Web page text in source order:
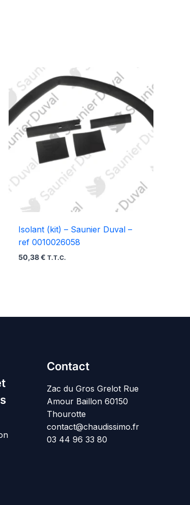
Isolant (kit) – Saunier Duval –
ref 0010026058
50,38€ T.T.C.
Contact
Zac du Gros Grelot Rue
Amour Baillon 60150
Thourotte
contact@chaudissimo.fr
03 44 96 33 80